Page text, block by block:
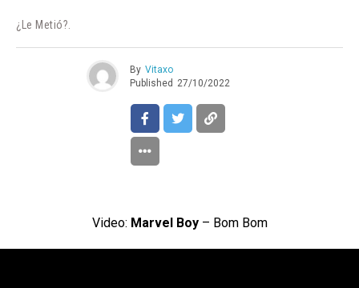
¿Le Metió?.
By Vitaxo
Published 27/10/2022
Video: Marvel Boy– Bom Bom